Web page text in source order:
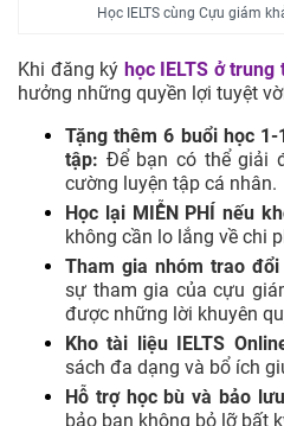
Học IELTS cùng Cựu giám
Khi đăng ký học IELTS ở trung
hưởng những quyền lợi tuyệt
Tặng thêm 6 buổi học
tập: Để bạn có thể giải
cường luyện tập cá nhân.
Học lại MIỄN PHÍ nếu
không cần lo lắng về chi
Tham gia nhóm trao đổi
sự tham gia của cựu
được những lời khuyên
Kho tài liệu IELTS
sách đa dạng và bổ ích
Hỗ trợ học bù và bảo
bảo bạn không bỏ lỡ bất